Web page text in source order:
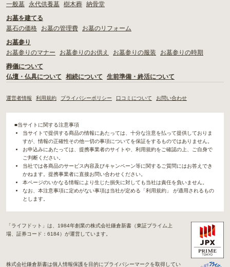
一般墓
永代供養墓 樹木葬 納骨堂
お墓を建てる
墓石の価格
お墓の管理費
お墓のリフォーム
お墓参り
お墓参りのマナー
お墓参りのお供え お墓参りの服装
お墓参りの時期
葬儀について
仏壇・仏具について
相続について 生前準備・終活について
運営者情報 利用規約 プライバシーポリシー 口コミについて お問い合わせ
■当サイトに関する注意事項
当サイトで提供する商品の情報にあたっては、十分な注意を払って提供しておりま
すが、情報の正確性その他一切の事項についてを保証をするものではありません。
お申込みにあたっては、提携事業者のサイトや、利用規約をご確認の上、ご自身で
ご判断ください。
当社では各商品のサービス内容及びキャンペーン等に関するご質問にはお答えでき
かねます。提携事業者に直接お問い合わせください。
本ページのいかなる情報により生じた損失に対しても当社は責任を負いません。
なお、本注意事項に定めがない事項は当社が定める「利用規約」 が適用されるもの
とします。
「ライフドット」は、1984年創業の株式会社鎌倉新書（東証プライム上
場、証券コード：6184）が運営しています。
株式会社鎌倉新書は個人情報保護を目的にプライバシーマークを取得してい